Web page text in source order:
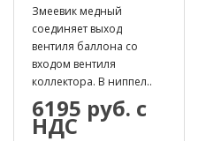
Змеевик медный
соединяет выход
вентиля баллона со
входом вентиля
коллектора. В ниппел..
6195 руб. с
НДС